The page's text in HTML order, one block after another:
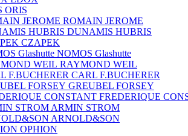
ORIS
ROMAIN JEROME
DUNAMIS HUBRIS
CZAPEK
NOMOS Glashutte
RAYMOND WEIL
CARL F.BUCHERER
GREUBEL FORSEY
FREDERIQUE
ARMIN STROM
ARNOLD&SON
OPHION